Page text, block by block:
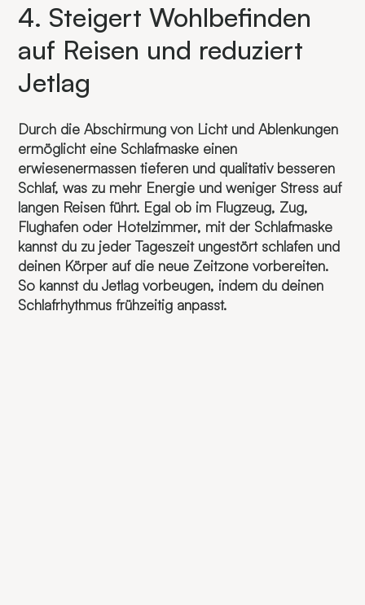
4. Steigert Wohlbefinden
auf Reisen und reduziert
Jetlag
Durch die Abschirmung von Licht und Ablenkungen
ermöglicht eine Schlafmaske einen
erwiesenermassen tieferen und qualitativ besseren
Schlaf, was zu mehr Energie und weniger Stress auf
langen Reisen führt. Egal ob im Flugzeug, Zug,
Flughafen oder Hotelzimmer, mit der Schlafmaske
kannst du zu jeder Tageszeit ungestört schlafen und
deinen Körper auf die neue Zeitzone vorbereiten.
So kannst du Jetlag vorbeugen, indem du deinen
Schlafrhythmus frühzeitig anpasst.